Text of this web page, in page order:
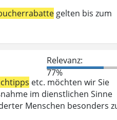
gelten bis zum
Relevanz:
77%
etc. möchten wir Sie
im dienstlichen Sinne
Menschen besonders